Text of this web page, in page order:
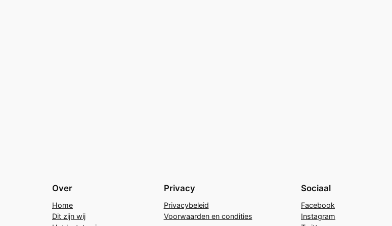
Over
Home
Dit zijn wij
Privacy
Privacybeleid
Voorwaarden en condities
Sociaal
Facebook
Instagram